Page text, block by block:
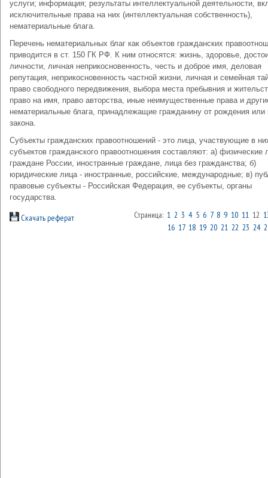
услуги; информация; результаты интеллектуальной деятельности,
исключительные права на них (интеллектуальная собственность),
нематериальные блага.
Перечень нематериальных благ как объектов гражданских
приводится в ст. 150 ГК РФ. К ним относятся: жизнь, здоровье,
личности, личная неприкосновенность, честь и доброе имя, деловая
репутация, неприкосновенность частной жизни, личная и семейная
право свободного передвижения, выбора места пребывния и
право на имя, право авторства, иные неимущественные права и
нематериальные блага, принадлежащие гражданину от рождения или
закона.
Субъекты гражданских правоотношений - это лица, участвующие в
субъектов гражданского правоотношения составляют: а) физические
граждане России, иностранные граждане, лица без гражданства; б)
юридические лица - иностранные, российские, международные; в)
правовые субъекты - Российская Федерация, ее субъекты, органы
государства.
Скачать реферат Страница: 1 2 3 4 5 6 7 8 9 10 11 12
16 17 18 19 20 21 22 23 24